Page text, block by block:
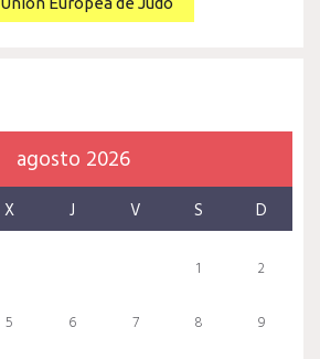
agosto 2026
X J V S D
1 2
5 6 7 8 9